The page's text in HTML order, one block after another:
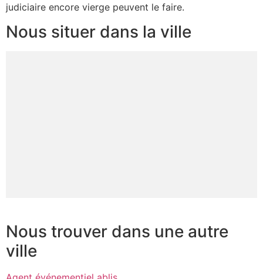
judiciaire encore vierge peuvent le faire.
Nous situer dans la ville
Nous trouver dans une autre
ville